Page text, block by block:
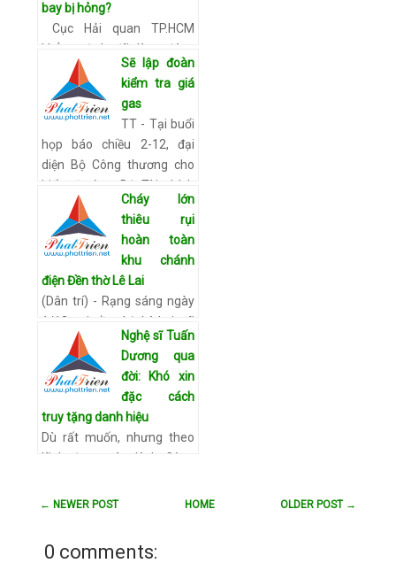
bay bị hỏng?
Cục Hải quan TP.HCM
khẳng định đã làm đúng
quy trình, việc để lọt 600
bánh heroin là do máy soi
an ninh sân bay bị hỏng và
quy trình kiểm tra an… Xem
chi tiết
Sẽ lập đoàn
kiểm tra giá
gas
TT - Tại buổi
họp báo chiều 2-12, đại
diện Bộ Công thương cho
biết sẽ cùng Bộ Tài chính
lập đoàn kiểm tra doanh
nghiệp kinh doanh gas để
xem xét yếu…
Xem chi tiết
Cháy lớn
thiêu rụi
hoàn toàn
khu chánh
điện Đền thờ Lê Lai
(Dân trí) - Rạng sáng ngày
1/12, tại Đền thờ Lê Lai, xã
Kiên Thọ, huyện Ngọc Lặc
đã xảy ra một vụ cháy lớn.
Đám cháy lan nhanh đã
thiêu rụi toàn bộ k…
Xem
chi tiết
Nghệ sĩ Tuấn
Dương qua
đời: Khó xin
đặc cách
truy tặng danh hiệu
Dù rất muốn, nhưng theo
lãnh đạo Đoàn Kịch Công
cách xét tặng danh hiệu
Xem chi tiết
← NEWER POST OLDER POST →
HOME
0 comments: